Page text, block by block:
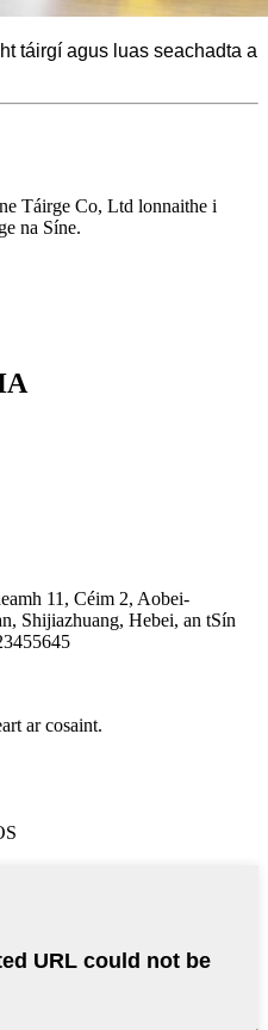
táirgí agus luas seachadta a
Táirge Co, Ltd lonnaithe i
na Síne.
11, Céim 2, Aobei-
Shijiazhuang, Hebei, an tSín
ar cosaint.